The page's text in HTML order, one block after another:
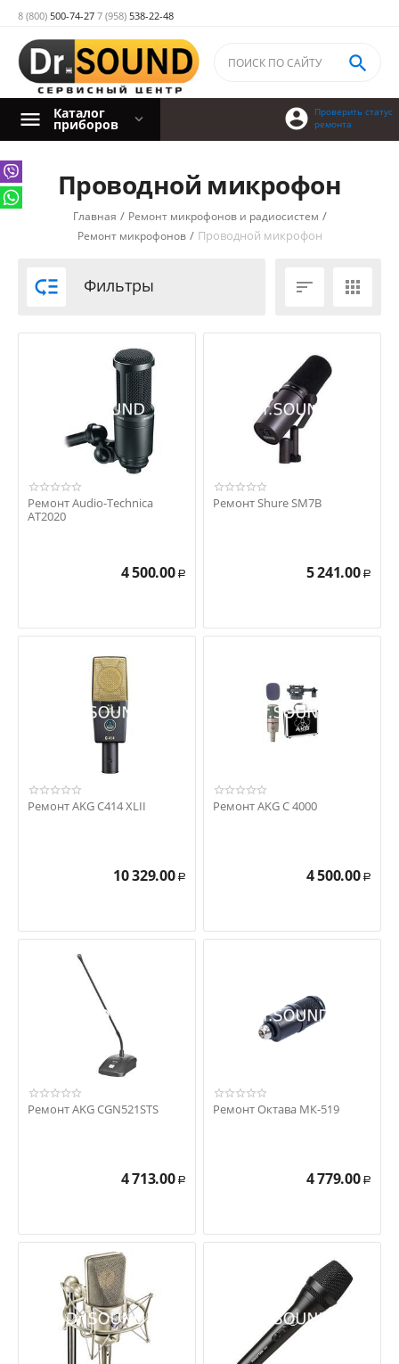
8 (800) 500-74-27 7 (958) 538-22-48
Проверить статус
ремонта


Каталог
приборов
Проводной микрофон
Главная / Ремонт микрофонов и радиосистем /
Ремонт микрофонов / Проводной микрофон
 Фильтры  
Ремонт Audio-Technica
AT2020
4 500.00 Р
Ремонт Shure SM7B
5 241.00 Р
Ремонт AKG C414 XLII
10 329.00 Р
Ремонт AKG C 4000
4 500.00 Р
Ремонт AKG CGN521STS
4 713.00 Р
Ремонт Октава МК-519
4 779.00 Р